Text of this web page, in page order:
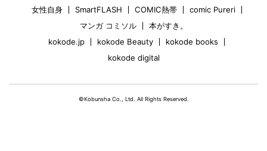
女性自身
SmartFLASH COMIC熱帯
comic Pureri
マンガ コミソル
本がすき。
kokode.jp
kokode Beauty
kokode books
kokode digital
©Kobunsha Co., Ltd. All Rights Reserved.